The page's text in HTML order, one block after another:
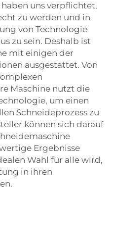
uns verpflichtet,
zu werden und in
von Technologie
zu sein. Deshalb ist
mit einigen der
ausgestattet. Von
Maschine nutzt die
um einen
Schneideprozess zu
können sich darauf
Ergebnisse
Wahl für alle wird,
in ihren